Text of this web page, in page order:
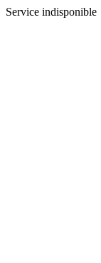
Service indisponible